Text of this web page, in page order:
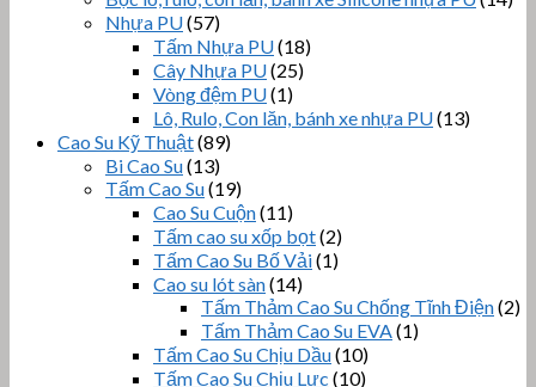
Nhựa PU(57)
Tấm Nhựa PU(18)
Cây Nhựa PU(25)
Vòng đệm PU(1)
Lô, Rulo, Con lăn, bánh xe nhựa PU(13)
Cao Su Kỹ Thuật(89)
Bi Cao Su(13)
Tấm Cao Su(19)
Cao Su Cuộn(11)
Tấm cao su xốp bọt(2)
Tấm Cao Su Bố Vải(1)
Cao su lót sàn(14)
Tấm Thảm Cao Su Chống Tĩnh Điện(2)
Tấm Thảm Cao Su EVA(1)
Tấm Cao Su Chịu Dầu(10)
Tấm Cao Su Chịu Lực (10)